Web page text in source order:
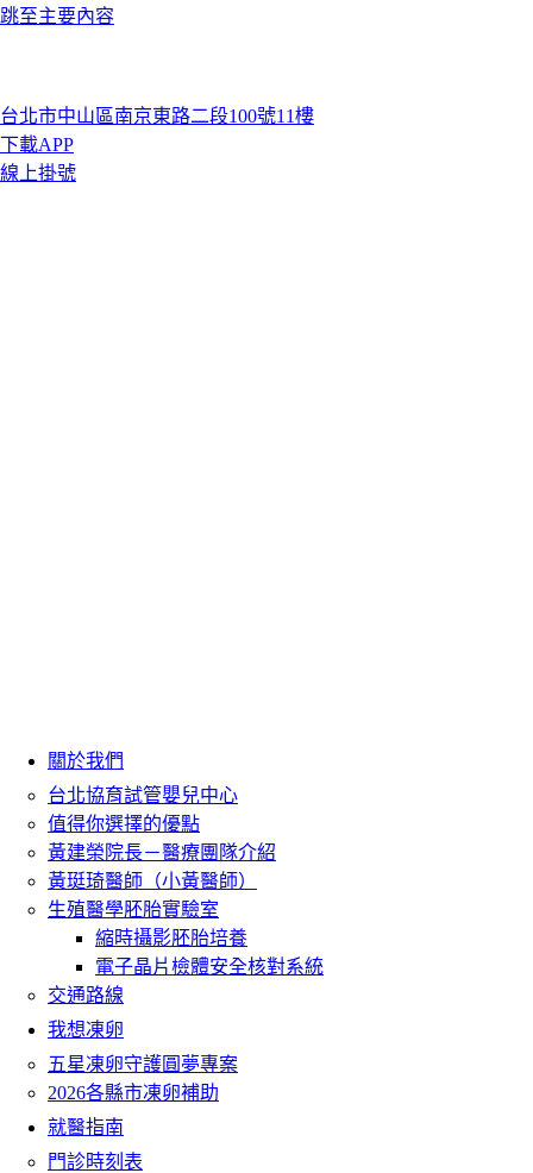
跳至主要內容
台北市中山區南京東路二段100號11樓
下載APP
線上掛號
關於我們
台北協育試管嬰兒中心
值得你選擇的優點
黃建榮院長－醫療團隊介紹
黃珽琦醫師（小黃醫師）
生殖醫學胚胎實驗室
縮時攝影胚胎培養
電子晶片檢體安全核對系統
交通路線
我想凍卵
五星凍卵守護圓夢專案
2026各縣市凍卵補助
就醫指南
門診時刻表